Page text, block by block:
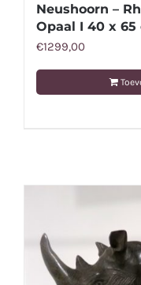
Neushoorn –
Opaal I 40 x 65
€1299,00